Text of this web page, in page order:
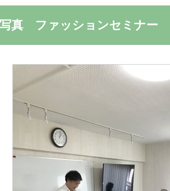
真 ファッションセミナー